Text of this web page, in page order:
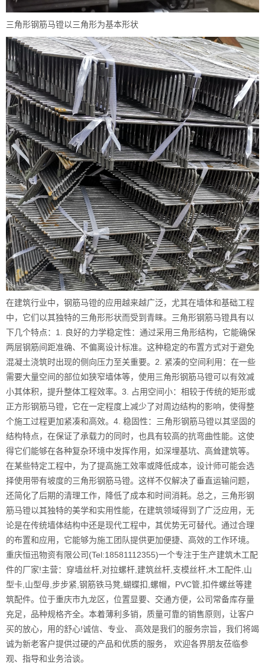
三角形钢筋马镫以三角形为基本形状
在建筑行业中，钢筋马镫的应用越来越广泛，尤其在墙体和基础工程
中，它们以其独特的三角形形状而受到青睐。三角形钢筋马镫具有以
下几个特点：1. 良好的力学稳定性：通过采用三角形结构，它能确保
两层钢筋间距准确、不偏离设计标准。这种稳定的布置方式对于避免
混凝土浇筑时出现的侧向压力至关重要。2. 紧凑的空间利用：在一些
需要大量空间的部位如狭窄墙体等，使用三角形钢筋马镫可以有效减
小其体积，提升整体工程效率。3. 占用空间小：相较于传统的矩形或
正方形钢筋马镫，它在一定程度上减少了对周边结构的影响，使得整
个施工过程更加紧凑和高效。4. 稳固性：三角形钢筋马镫以其坚固的
结构特点，在保证了承载力的同时，也具有较高的抗弯曲性能。这使
得它们能够在各种复杂环境中发挥作用，如深埋基坑、高耸建筑等。
在某些特定工程中，为了提高施工效率或降低成本，设计师可能会选
择使用带有坡度的三角形钢筋马镫。这样不仅解决了垂直运输问题，
还简化了后期的清理工作，降低了成本和时间消耗。总之，三角形钢
筋马镫以其独特的美学和实用性能，在建筑领域得到了广泛应用，无
论是在传统墙体结构中还是现代工程中，其优势无可替代。通过合理
的布置和应用，它能够为施工团队提供更加便捷、高效的工作环境。
重庆恒迅物资有限公司(Tel:18581112355)一个专注于生产建筑木工配
件的厂家!主营：穿墙丝杆,对拉螺杆,建筑丝杆,支模丝杆,木工配件,山
型卡,山型母,步步紧,钢筋铁马凳,蝴蝶扣,螺帽，PVC管,扣件螺丝等建
筑配件。位于重庆市九龙区，位置显要、交通方便，公司常备库存量
充足，品种规格齐全。本着薄利多销，质量可靠的销售原则，让客户
买的放心，用的舒心!诚信、专业、 高效是我们的服务宗旨，我们将竭
诚为新老客户提供过硬的产品和优质的服务， 欢迎各界朋友莅临参
观、指导和业务洽谈。